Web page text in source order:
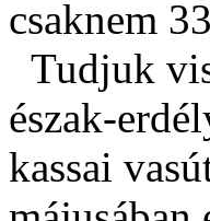
csaknem
Tudjuk
észak-
kassai